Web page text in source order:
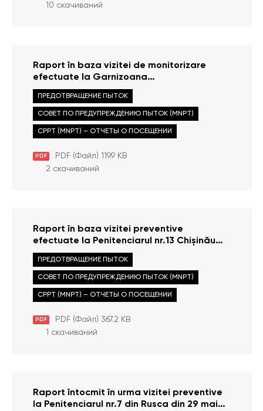
10 скачиваний
Raport în baza vizitei de monitorizare
efectuate la Garnizoana
Comandamentului militar din mun. Chișinău
efectuate la 18 iunie 2013
PDF PDF (Файл) 119.9 KB
ПРЕДОТВРАЩЕНИЕ ПЫТОК
СОВЕТ ПО ПРЕДУПРЕЖДЕНИЮ ПЫТОК (MNPT)
CPPT (MNPT) – ОТЧЕТЫ О ПОСЕЩЕНИИ
2 скачиваний
Raport în baza vizitei preventive
efectuate la Penitenciarul nr.13 Chișinău
din 14 iunie 2013
PDF PDF (Файл) 367.2 KB
ПРЕДОТВРАЩЕНИЕ ПЫТОК
СОВЕТ ПО ПРЕДУПРЕЖДЕНИЮ ПЫТОК (MNPT)
CPPT (MNPT) – ОТЧЕТЫ О ПОСЕЩЕНИИ
1 скачиваний
Raport întocmit în urma vizitei preventive
la Penitenciarul nr.7 din Rusca din 29 mai